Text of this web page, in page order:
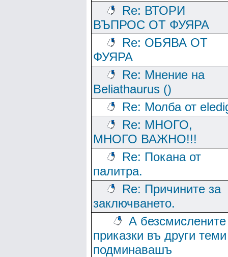
Re: ВТОРИ
ВЪПРОС ОТ ФУЯРА
Re: ОБЯВА ОТ
ФУЯРА
Re: Мнение на
Beliathaurus ()
Re: Молба от
Re: МНОГО,
МНОГО ВАЖНО!!!
Re: Покана от
палитра.
Re: Причините за
заключването.
А безсмислените
приказки въ други теми
подминавашъ